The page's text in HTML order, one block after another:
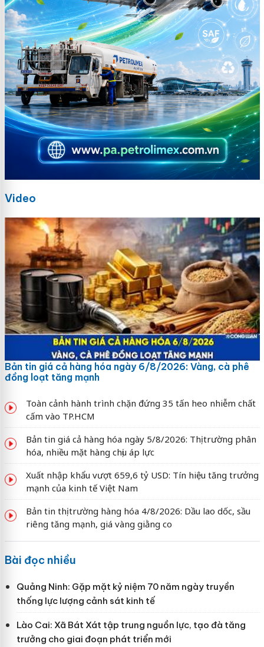
Video
Bản tin giá cả hàng hóa ngày 6/8/2026: Vàng, cà phê
đồng loạt tăng mạnh
Toàn cảnh hành trình chặn đứng 35 tấn heo nhiễm chất
cấm vào TP.HCM
Bản tin giá cả hàng hóa ngày 5/8/2026: Thị trường phân
hóa, nhiều mặt hàng chịu áp lực
Xuất nhập khẩu vượt 659,6 tỷ USD: Tín hiệu tăng trưởng
mạnh của kinh tế Việt Nam
Bản tin thị trường hàng hóa 4/8/2026: Dầu lao dốc, sầu
riêng tăng mạnh, giá vàng giằng co
Bài đọc nhiều
Quảng Ninh: Gặp mặt kỷ niệm 70 năm ngày truyền
thống lực lượng cảnh sát kinh tế
Lào Cai: Xã Bát Xát tập trung nguồn lực, tạo đà tăng
trưởng cho giai đoạn phát triển mới